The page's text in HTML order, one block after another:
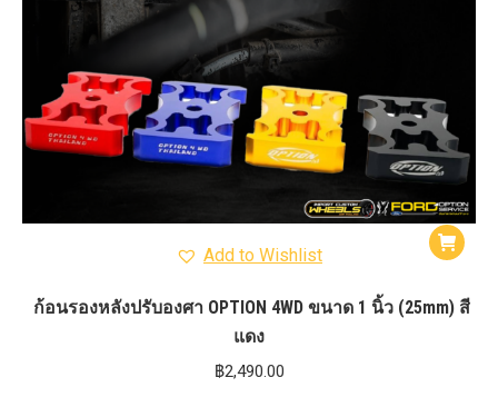
Add to Wishlist
ก้อนรองหลังปรับองศา OPTION 4WD ขนาด 1 นิ้ว (25mm) สี
แดง
฿2,490.00